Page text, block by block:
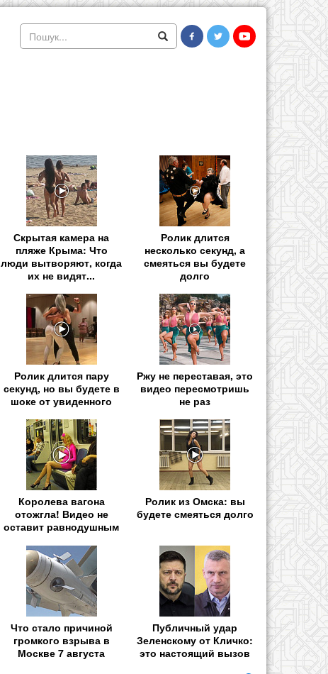
Скрытая камера на
пляже Крыма: Что
люди вытворяют, когда
их не видят...
Ролик длится
несколько секунд, а
смеяться вы будете
долго
Ролик длится пару
секунд, но вы будете в
шоке от увиденного
Ржу не переставая, это
видео пересмотришь
не раз
Королева вагона
отожгла! Видео не
оставит равнодушным
Ролик из Омска: вы
будете смеяться долго
Что стало причиной
громкого взрыва в
Москве 7 августа
Публичный удар
Зеленскому от Кличко:
это настоящий вызов